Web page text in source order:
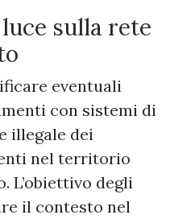
sulla rete
eventuali
con sistemi di
illegale dei
nel territorio
L’obiettivo degli
il contesto nel